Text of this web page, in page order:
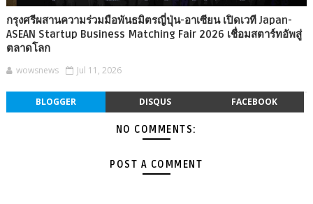
กรุงศรีผสานความร่วมมือพันธมิตรญี่ปุ่น-อาเซียน เปิดเวที Japan-
ASEAN Startup Business Matching Fair 2026 เชื่อมสตาร์ทอัพสู่
ตลาดโลก
wowsnews Jul 11, 2026
BLOGGER DISQUS FACEBOOK
NO COMMENTS:
POST A COMMENT